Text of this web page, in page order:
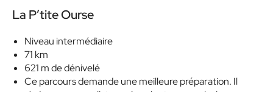
La P’tite Ourse
Niveau intermédiaire
71 km
621 m de dénivelé
Ce parcours demande une meilleure préparation. Il